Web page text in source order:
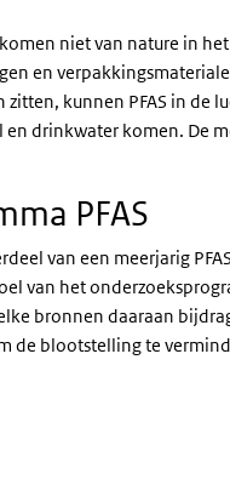
niet van nature in
en
kunnen PFAS in de
drinkwater komen. De
PFAS
van een meerjarig
van het
bronnen daaraan
de blootstelling te